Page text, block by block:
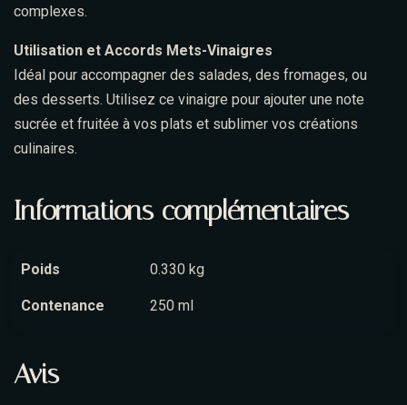
complexes.
Utilisation et Accords Mets-Vinaigres
Idéal pour accompagner des salades, des fromages, ou
des desserts. Utilisez ce vinaigre pour ajouter une note
sucrée et fruitée à vos plats et sublimer vos créations
culinaires.
Informations complémentaires
Poids 0.330 kg
Contenance 250 ml
Avis